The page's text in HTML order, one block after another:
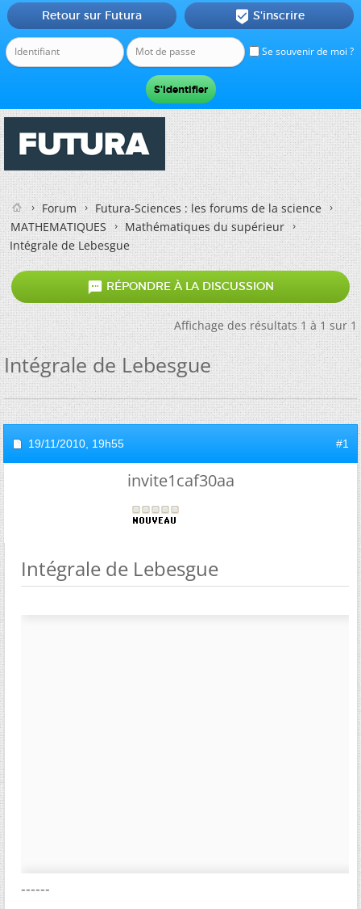
Se souvenir de moi ?
Retour sur Futura  S'inscrire
Forum
Futura-Sciences : les forums de la science
MATHEMATIQUES
Mathématiques du supérieur
Intégrale de Lebesgue
 RÉPONDRE À LA DISCUSSION
Affichage des résultats 1 à 1 sur 1
Intégrale de Lebesgue
19/11/2010, 19h55 #1
invite1caf30aa
Intégrale de Lebesgue
------